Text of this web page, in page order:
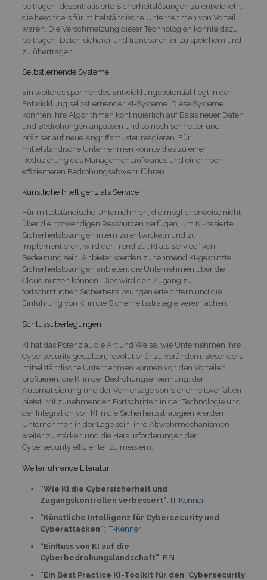
beitragen, dezentralisierte Sicherheitslösungen zu entwickeln,
die besonders für mittelständische Unternehmen von Vorteil
wären. Die Verschmelzung dieser Technologien könnte dazu
beitragen, Daten sicherer und transparenter zu speichern und
zu übertragen.
Selbstlernende Systeme
Ein weiteres spannendes Entwicklungspotential liegt in der
Entwicklung selbstlernender KI-Systeme. Diese Systeme
könnten ihre Algorithmen kontinuierlich auf Basis neuer Daten
und Bedrohungen anpassen und so noch schneller und
präziser auf neue Angriffsmuster reagieren. Für
mittelständische Unternehmen könnte dies zu einer
Reduzierung des Managementaufwands und einer noch
effizienteren Bedrohungsabwehr führen.
Künstliche Intelligenz als Service
Für mittelständische Unternehmen, die möglicherweise nicht
über die notwendigen Ressourcen verfügen, um KI-basierte
Sicherheitslösungen intern zu entwickeln und zu
implementieren, wird der Trend zu „KI als Service“ von
Bedeutung sein. Anbieter werden zunehmend KI-gestützte
Sicherheitslösungen anbieten, die Unternehmen über die
Cloud nutzen können. Dies wird den Zugang zu
fortschrittlichen Sicherheitslösungen erleichtern und die
Einführung von KI in die Sicherheitsstrategie vereinfachen.
Schlussüberlegungen
KI hat das Potenzial, die Art und Weise, wie Unternehmen ihre
Cybersecurity gestalten, revolutionär zu verändern. Besonders
mittelständische Unternehmen können von den Vorteilen
profitieren, die KI in der Bedrohungserkennung, der
Automatisierung und der Vorhersage von Sicherheitsvorfällen
bietet. Mit zunehmenden Fortschritten in der Technologie und
der Integration von KI in die Sicherheitsstrategien werden
Unternehmen in der Lage sein, ihre Abwehrmechanismen
weiter zu stärken und die Herausforderungen der
Cybersecurity effizienter zu meistern.
Weiterführende Literatur
“Wie KI die Cybersicherheit und
Zugangskontrollen verbessert”: IT-Kenner
“Künstliche Intelligenz für Cybersecurity und
Cyberattacken”: IT-Kenner
“Einfluss von KI auf die
Cyberbedrohungslandschaft”: BSI
“Ein Best Practice KI-Toolkit für den ‘Cybersecurity